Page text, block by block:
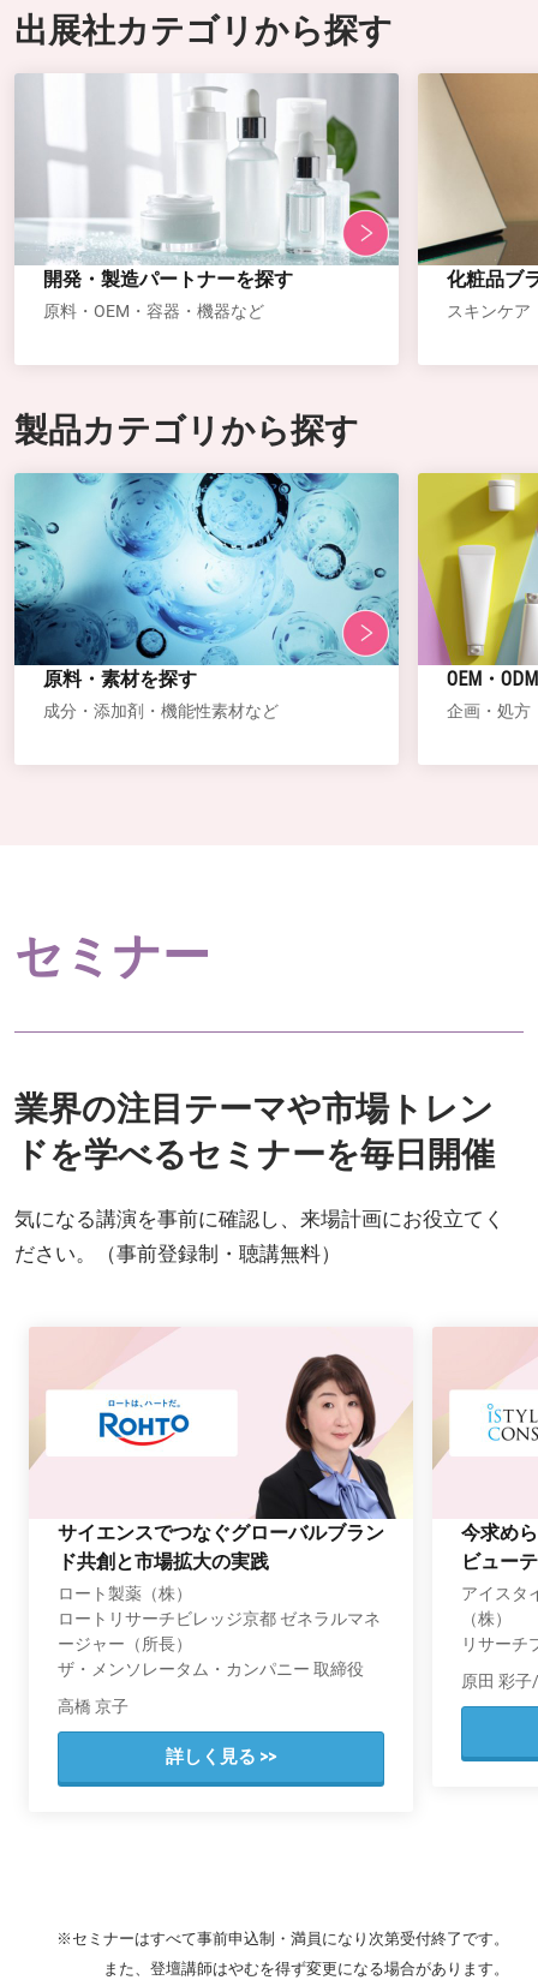
出展社カテゴリから探す
開発・製造パートナーを探す
原料・OEM・容器・機器など
化粧品ブ
スキンケア
製品カテゴリから探す
原料・素材を探す
成分・添加剤・機能性素材など
OEM・
企画・処方
セミナー
業界の注目テーマや市場トレン
ドを学べるセミナーを毎日開催
気になる講演を事前に確認し、来場計画にお役立てく
ださい。（事前登録制・聴講無料）
サイエンスでつなぐグローバルブラン
ド共創と市場拡大の実践
ロート製薬（株）
ロートリサーチビレッジ京都 ゼネラルマネ
ージャー（所長）
ザ・メンソレータム・カンパニー 取締役
高橋 京子
詳しく見る >>
今求め
ビュー
アイスタ
（株）
リサーチ
原田 彩
※セミナーはすべて事前申込制・満員になり次第受付終了です。
また、登壇講師はやむを得ず変更になる場合があります。